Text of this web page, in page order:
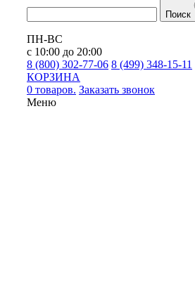
Поиск
ПН-ВС
с 10:00 до 20:00
8 (800) 302-77-06 8 (499) 348-15-11
КОРЗИНА
0 товаров. Заказать звонок
Меню